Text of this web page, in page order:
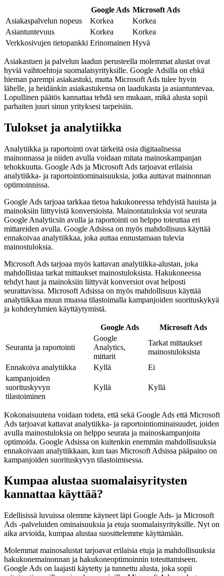
Google Ads Microsoft Ads
Asiakaspalvelun nopeus
Korkea
Korkea
Asiantuntevuus
Korkea
Korkea
Verkkosivujen tietopankki Erinomainen Hyvä
Asiakastuen ja palvelun laadun perusteella molemmat alustat ovat
hyviä vaihtoehtoja suomalaisyrityksille. Google Adsilla on ehkä
hieman parempi asiakastuki, mutta Microsoft Ads tulee hyvin
lähelle, ja heidänkin asiakastukensa on laadukasta ja asiantuntevaa.
Lopullinen päätös kannattaa tehdä sen mukaan, mikä alusta sopii
parhaiten juuri sinun yrityksesi tarpeisiin.
Tulokset ja analytiikka
Analytiikka ja raportointi ovat tärkeitä osia digitaalisessa
mainonnassa ja niiden avulla voidaan mitata mainoskampanjan
tehokkuutta. Google Ads ja Microsoft Ads tarjoavat erilaisia
analytiikka- ja raportointiominaisuuksia, jotka auttavat mainonnan
optimoinnissa.
Google Ads tarjoaa tarkkaa tietoa hakukoneessa tehdyistä hauista ja
mainoksiin liittyvistä konversioista. Mainontatuloksia voi seurata
Google Analyticsin avulla ja raportointi on helppo toteuttaa eri
mittareiden avulla. Google Adsissa on myös mahdollisuus käyttää
ennakoivaa analytiikkaa, joka auttaa ennustamaan tulevia
mainostuloksia.
Microsoft Ads tarjoaa myös kattavan analytiikka-alustan, joka
mahdollistaa tarkat mittaukset mainostuloksista. Hakukoneessa
tehdyt haut ja mainoksiin liittyvät konversiot ovat helposti
seurattavissa. Microsoft Adsissa on myös mahdollisuus käyttää
analytiikkaa muun muassa tilastoimalla kampanjoiden suorituskykyä
ja kohderyhmien käyttäytymistä.
Google Ads Microsoft Ads
Seuranta ja raportointi
Google
Analytics,
mittarit
Tarkat mittaukset
mainostuloksista
Ennakoiva analytiikka
Kyllä
Ei
kampanjoiden
suorituskyvyn
tilastoiminen
Kyllä Kyllä
Kokonaisuutena voidaan todeta, että sekä Google Ads että Microsoft
Ads tarjoavat kattavat analytiikka- ja raportointiominaisuudet, joiden
avulla mainostuloksia on helppo seurata ja mainoskampanjoita
optimoida. Google Adsissa on kuitenkin enemmän mahdollisuuksia
ennakoivaan analytiikkaan, kun taas Microsoft Adsissa pääpaino on
kampanjoiden suorituskyvyn tilastoimisessa.
Kumpaa alustaa suomalaisyritysten
kannattaa käyttää?
Edellisissä luvuissa olemme käyneet läpi Google Ads- ja Microsoft
Ads -palveluiden ominaisuuksia ja etuja suomalaisyrityksille. Nyt on
aika arvioida, kumpaa alustaa suosittelemme käyttämään.
Molemmat mainosalustat tarjoavat erilaisia etuja ja mahdollisuuksia
hakukonemainonnan ja hakukoneoptimoinnin toteuttamiseen.
Google Ads on laajasti käytetty ja tunnettu alusta, joka sopii